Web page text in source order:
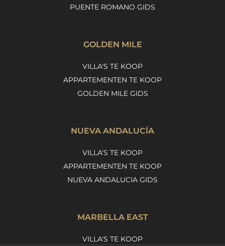
PUENTE ROMANO GIDS
GOLDEN MILE
VILLA'S TE KOOP
APPARTEMENTEN TE KOOP
GOLDEN MILE GIDS
NUEVA ANDALUCÍA
VILLA'S TE KOOP
APPARTEMENTEN TE KOOP
NUEVA ANDALUCIA GIDS
MARBELLA EAST
VILLA'S TE KOOP